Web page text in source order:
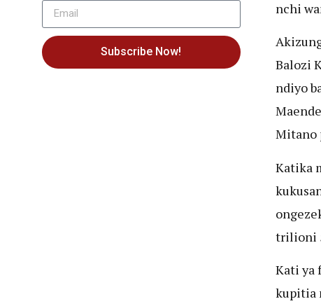
Subscribe Now!
nchi
Balozi
ndiyo
Mitano
Katika
trilioni
Kati ya
kupitia